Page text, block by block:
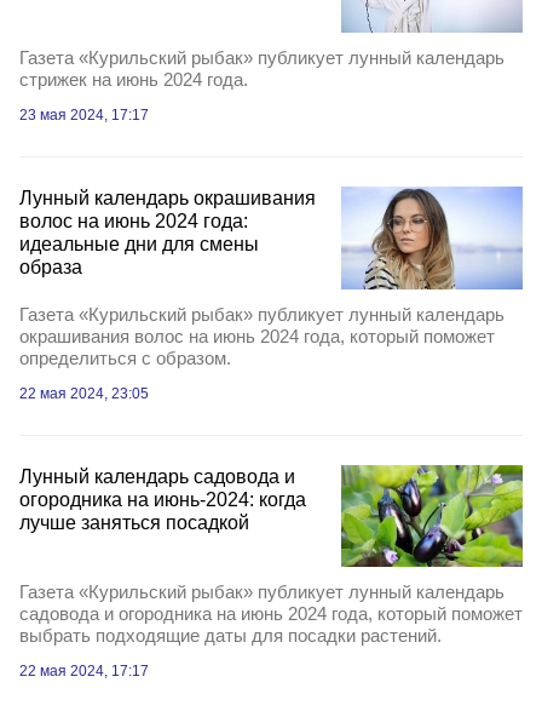
Газета «Курильский рыбак» публикует лунный календарь
стрижек на июнь 2024 года.
23 мая 2024, 17:17
Лунный календарь окрашивания
волос на июнь 2024 года:
идеальные дни для смены
образа
Газета «Курильский рыбак» публикует лунный календарь
окрашивания волос на июнь 2024 года, который поможет
определиться с образом.
22 мая 2024, 23:05
Лунный календарь садовода и
огородника на июнь-2024: когда
лучше заняться посадкой
Газета «Курильский рыбак» публикует лунный календарь
садовода и огородника на июнь 2024 года, который поможет
выбрать подходящие даты для посадки растений.
22 мая 2024, 17:17